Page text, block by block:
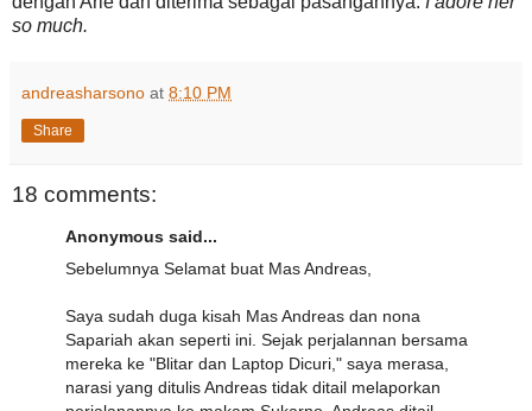
so much.
andreasharsono at 8:10 PM
Share
18 comments:
Anonymous said...
Sebelumnya Selamat buat Mas Andreas,
Saya sudah duga kisah Mas Andreas dan nona
Sapariah akan seperti ini. Sejak perjalannan bersama
mereka ke "Blitar dan Laptop Dicuri," saya merasa,
narasi yang ditulis Andreas tidak ditail melaporkan